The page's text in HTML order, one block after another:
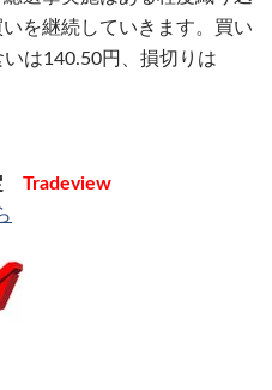
を継続していきます。買い
は140.50円、損切りは
Tradeview